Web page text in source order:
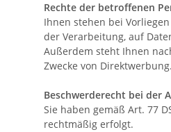
Rechte der betroffenen
Ihnen stehen bei
der Verarbeitung, auf
Außerdem steht Ihnen
Zwecke von Direktwerbung.
Beschwerderecht bei der
Sie haben gemäß Art. 77
rechtmäßig erfolgt.